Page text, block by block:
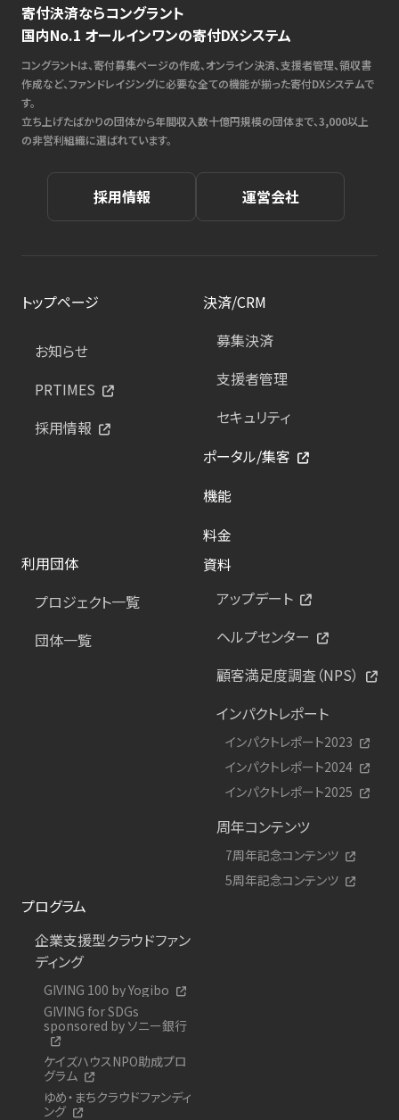
寄付決済ならコングラント
国内No.1 オールインワンの寄付DXシステム
コングラントは、寄付募集ページの作成、オンライン決済、支援者管理、領収書
作成など、ファンドレイジングに必要な全ての機能が揃った寄付DXシステムで
す。
立ち上げたばかりの団体から年間収入数十億円規模の団体まで、3,000以上
の非営利組織に選ばれています。
採用情報 運営会社
トップページ
お知らせ
PRTIMES
採用情報
決済/CRM
募集決済
支援者管理
セキュリティ
ポータル/集客
機能
料金
利用団体
プロジェクト一覧
団体一覧
資料
アップデート
ヘルプセンター
顧客満足度調査（NPS）
インパクトレポート
インパクトレポート2023
インパクトレポート2024
インパクトレポート2025
周年コンテンツ
7周年記念コンテンツ
5周年記念コンテンツ
プログラム
企業支援型クラウドファン
ディング
GIVING 100 by Yogibo
GIVING for SDGs
sponsored by ソニー銀行
ケイズハウスNPO助成プロ
グラム
ゆめ・まちクラウドファンディ
ング